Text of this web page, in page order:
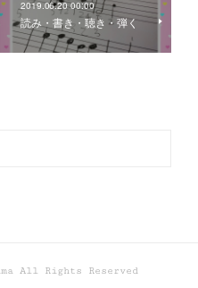
2019.06.20 00:00
読み・書き・聴き・弾く
All Rights Reserved